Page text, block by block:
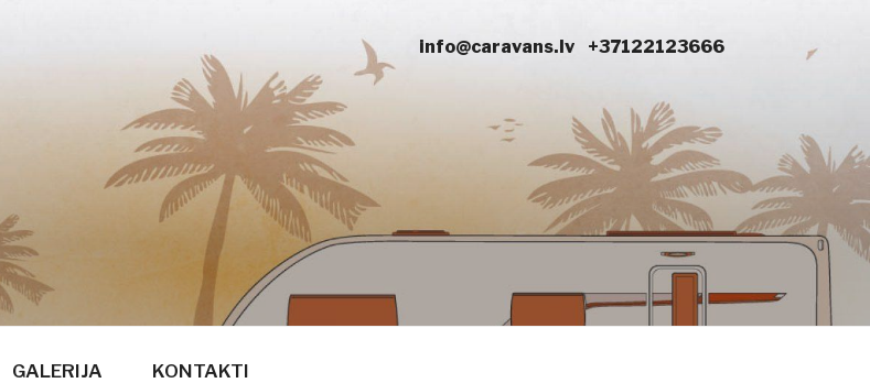
GALERIJA KONTAKTI
info@caravans.lv +37122123666